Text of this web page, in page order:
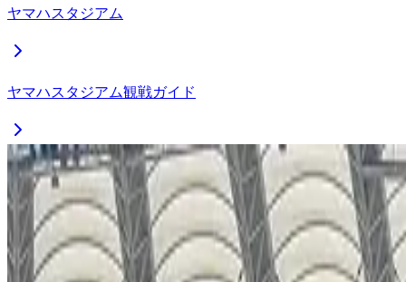
ヤマハスタジアム
ヤマハスタジアム観戦ガイド